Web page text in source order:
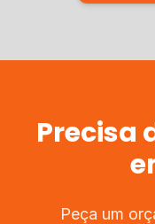
Precisa
Peça um